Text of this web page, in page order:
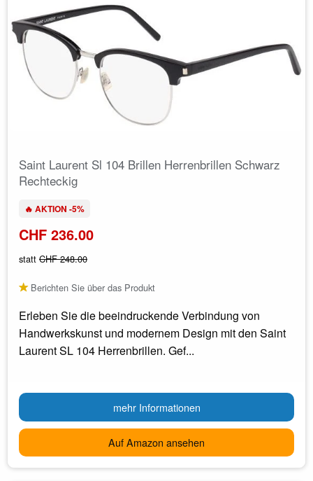
Saint Laurent Sl 104 Brillen Herrenbrillen Schwarz
Rechteckig
🔥 AKTION -5%
CHF 236.00
statt CHF 248.00
Berichten Sie über das Produkt
Erleben Sie die beeindruckende Verbindung von
Handwerkskunst und modernem Design mit den Saint
Laurent SL 104 Herrenbrillen. Gef...
mehr Informationen
Auf Amazon ansehen